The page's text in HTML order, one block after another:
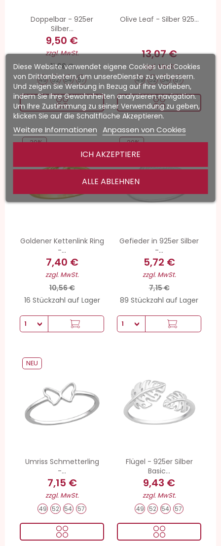
Doppelbar - 925er
Silber...
9,50 €
zzgl. MwSt.
11,88 €
49 52 54 57
Olive Leaf - Silber 925...
13,07 €
zzgl. MwSt.
49 52 54 57
Goldener Kettenlink Ring
-...
7,40 €
zzgl. MwSt.
10,56 €
16 Stückzahl auf Lager
-30%
Gefieder in 925er Silber
-...
5,72 €
zzgl. MwSt.
7,15 €
89 Stückzahl auf Lager
-20%
Umriss Schmetterling
-...
7,15 €
zzgl. MwSt.
49 52 54 57
NEU
Flügel - 925er Silber
Basic...
9,43 €
zzgl. MwSt.
49 52 54 57
Diese Website verwendet eigene Cookies und Cookies
von Drittanbietern, um unsereDienste zu verbessern.
Und zeigen Sie Werbung in Bezug auf Ihre Vorlieben,
indem Sie Ihre Gewohnheiten analysieren navigation.
Um Ihre Zustimmung zu seiner Verwendung zu geben,
klicken Sie auf die Schaltfläche Akzeptieren.
Weitere Informationen Anpassen von Cookies
ALLE ABLEHNEN
ICH AKZEPTIERE